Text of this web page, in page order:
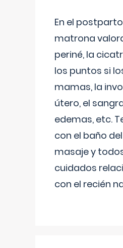
En el
matrona
periné, la
los puntos si
mamas, la
útero, el
edemas, etc.
con el baño
masaje y
cuidados
con el recién